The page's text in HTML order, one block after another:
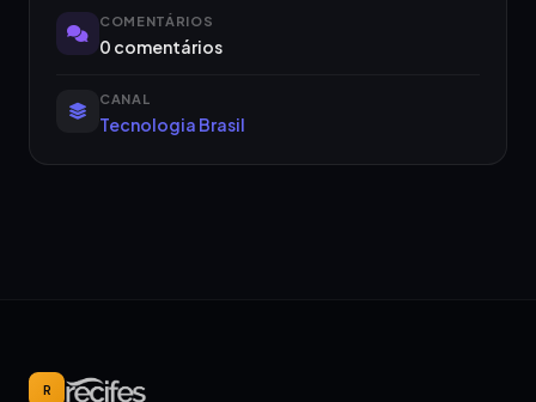
COMENTÁRIOS
0 comentários
CANAL
Tecnologia Brasil
R